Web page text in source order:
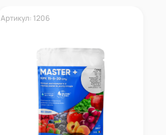
Артикул: 1206